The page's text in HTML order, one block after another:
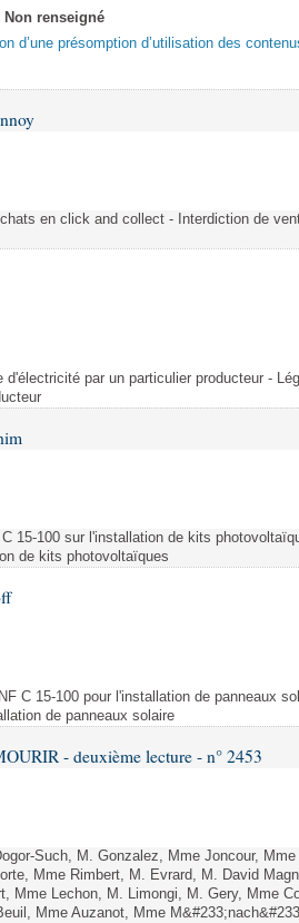
Non renseigné
d’une présomption d’utilisation des
en click and collect - Interdiction de
par un particulier producteur -
15-100 sur l'installation de kits
de kits photovoltaïques
C 15-100 pour l'installation de panneaux
de panneaux solaire
- deuxième lecture - n° 2453
Such, M. Gonzalez, Mme Joncour, Mme
Mme Rimbert, M. Evrard, M. David
Mme Lechon, M. Limongi, M. Gery, Mme
Mme Auzanot, Mme